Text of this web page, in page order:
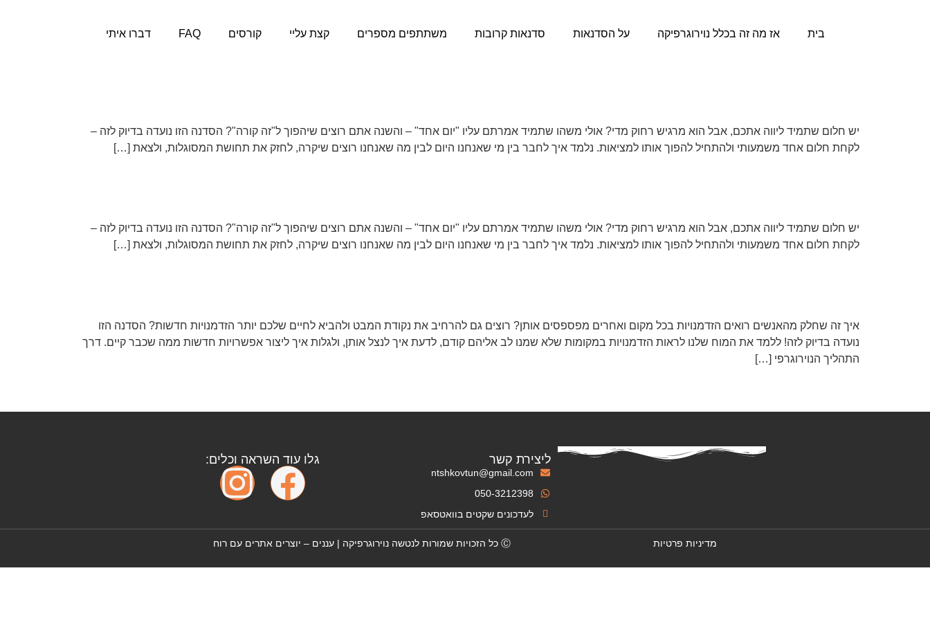
בית אז מה זה בכלל נוירוגרפיקה על הסדנאות סדנאות קרובות משתתפים מספרים קצת עליי קורסים FAQ דברו איתי
יש חלום שתמיד ליווה אתכם, אבל הוא מרגיש רחוק מדי? אולי משהו שתמיד אמרתם עליו "יום אחד" – והשנה אתם רוצים שיהפוך ל"זה קורה"? הסדנה הזו נועדה בדיוק לזה –
לקחת חלום אחד משמעותי ולהתחיל להפוך אותו למציאות. נלמד איך לחבר בין מי שאנחנו היום לבין מה שאנחנו רוצים שיקרה, לחזק את תחושת המסוגלות, ולצאת […]
יש חלום שתמיד ליווה אתכם, אבל הוא מרגיש רחוק מדי? אולי משהו שתמיד אמרתם עליו "יום אחד" – והשנה אתם רוצים שיהפוך ל"זה קורה"? הסדנה הזו נועדה בדיוק לזה –
לקחת חלום אחד משמעותי ולהתחיל להפוך אותו למציאות. נלמד איך לחבר בין מי שאנחנו היום לבין מה שאנחנו רוצים שיקרה, לחזק את תחושת המסוגלות, ולצאת […]
איך זה שחלק מהאנשים רואים הזדמנויות בכל מקום ואחרים מפספסים אותן? רוצים גם להרחיב את נקודת המבט ולהביא לחיים שלכם יותר הזדמנויות חדשות? הסדנה הזו
נועדה בדיוק לזה! ללמד את המוח שלנו לראות הזדמנויות במקומות שלא שמנו לב אליהם קודם, לדעת איך לנצל אותן, ולגלות איך ליצור אפשרויות חדשות ממה שכבר קיים. דרך
התהליך הנוירוגרפי […]
ליצירת קשר
ntshkovtun@gmail.com
050-3212398
לעדכונים שקטים בוואטסאפ
גלו עוד השראה וכלים:
מדיניות פרטיות Ⓒ כל הזכויות שמורות לנטשה נוירוגרפיקה | עננים – יוצרים אתרים עם רוח